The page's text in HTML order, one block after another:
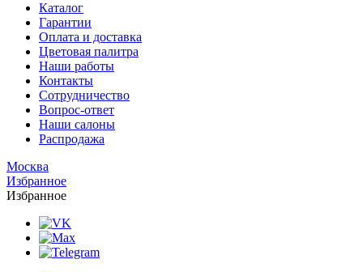
Каталог
Гарантии
Оплата и доставка
Цветовая палитра
Наши работы
Контакты
Сотрудничество
Вопрос-ответ
Наши салоны
Распродажа
Москва
Избранное
Избранное